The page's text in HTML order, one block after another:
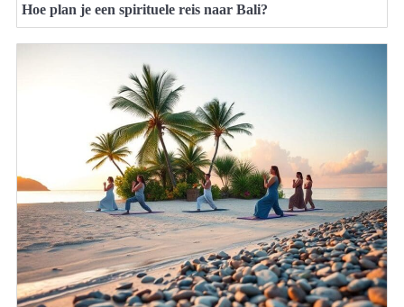
Hoe plan je een spirituele reis naar Bali?